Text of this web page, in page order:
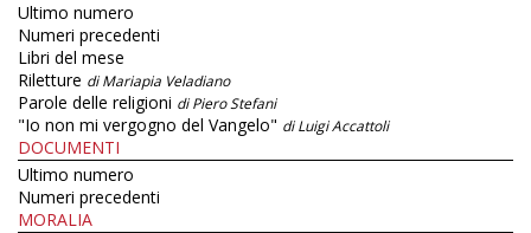
Ultimo numero
Numeri precedenti
Libri del mese
Riletture di Mariapia Veladiano
Parole delle religioni di Piero Stefani
"Io non mi vergogno del Vangelo" di Luigi Accattoli
DOCUMENTI
Ultimo numero
Numeri precedenti
MORALIA